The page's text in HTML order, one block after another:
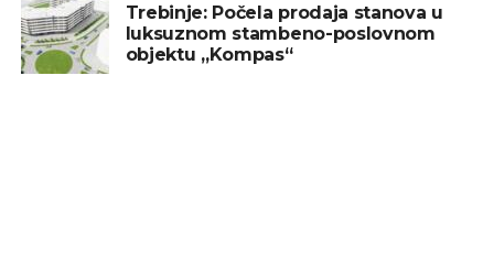
prirodan je dio investicionog procesa. Ulaganje
treba posmatrati kao dugoročan cilj, a ne kao
sredstvo za brzu zaradu. Ključ uspjeha leži u
Trebinje: Počela prodaja stanova u
luksuznom stambeno-poslovnom
objektu „Kompas“